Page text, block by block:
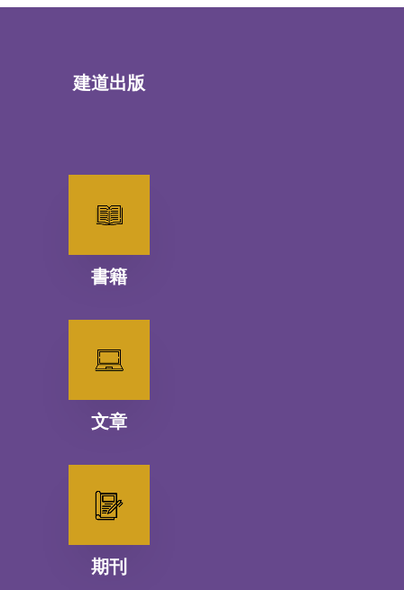
建道出版
書籍
文章
期刊